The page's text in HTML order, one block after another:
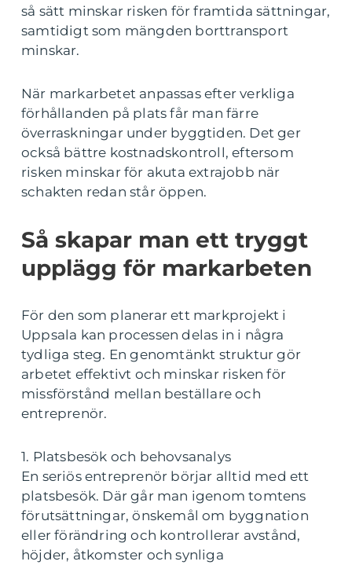
så sätt minskar risken för framtida sättningar,
samtidigt som mängden borttransport
minskar.
När markarbetet anpassas efter verkliga
förhållanden på plats får man färre
överraskningar under byggtiden. Det ger
också bättre kostnadskontroll, eftersom
risken minskar för akuta extrajobb när
schakten redan står öppen.
Så skapar man ett tryggt
upplägg för markarbeten
För den som planerar ett markprojekt i
Uppsala kan processen delas in i några
tydliga steg. En genomtänkt struktur gör
arbetet effektivt och minskar risken för
missförstånd mellan beställare och
entreprenör.
1. Platsbesök och behovsanalys
En seriös entreprenör börjar alltid med ett
platsbesök. Där går man igenom tomtens
förutsättningar, önskemål om byggnation
eller förändring och kontrollerar avstånd,
höjder, åtkomster och synliga